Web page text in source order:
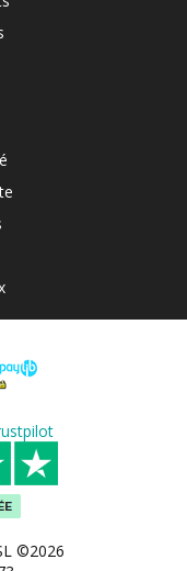
©2026